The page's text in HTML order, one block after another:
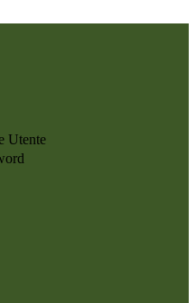
Utente